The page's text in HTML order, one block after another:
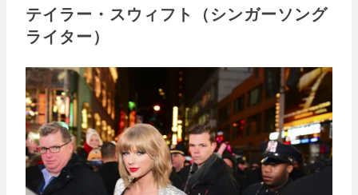
テイラー・スウィフト（シンガーソング
ライター）